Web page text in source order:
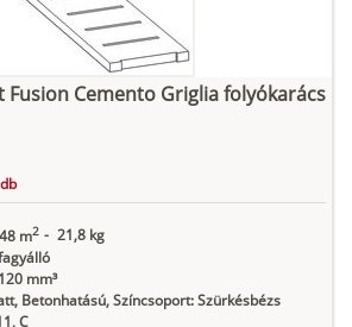
Fusion Cemento Griglia folyókarács
db
m2 - 21,8 kg
mm³
Betonhatású, Színcsoport: Szürkésbézs
C